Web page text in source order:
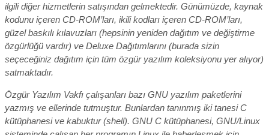
ilgili diğer hizmetlerin satışından gelmektedir. Günümüzde, kaynak
kodunu içeren CD-ROM’ları, ikili kodları içeren CD-ROM’ları,
güzel baskılı kılavuzları (hepsinin yeniden dağıtım ve değiştirme
özgürlüğü vardır) ve Deluxe Dağıtımlarını (burada sizin
seçeceğiniz dağıtım için tüm özgür yazılım koleksiyonu yer alıyor)
satmaktadır.
Özgür Yazılım Vakfı çalışanları bazı GNU yazılım paketlerini
yazmış ve ellerinde tutmuştur. Bunlardan tanınmış iki tanesi C
kütüphanesi ve kabuktur (shell). GNU C kütüphanesi, GNU/Linux